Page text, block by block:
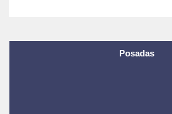
Posadas